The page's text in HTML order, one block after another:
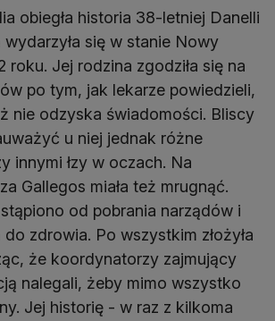
obiegła historia 38-letniej Danelli
się w stanie Nowy
roku. Jej rodzina zgodziła się na
po tym, jak lekarze powiedzieli,
nie odzyska świadomości. Bliscy
u niej jednak różne
innymi łzy w oczach. Na
Gallegos miała też mrugnąć.
od pobrania narządów i
zdrowia. Po wszystkim złożyła
że koordynatorzy zajmujący
nalegali, żeby mimo wszystko
Jej historię - w raz z kilkoma